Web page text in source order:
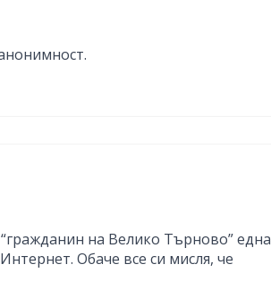
на Велико Търново” една
Обаче все си мисля, че